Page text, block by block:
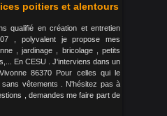
poitiers et alentours
qualifié en création et entretien
, polyvalent je propose mes
, jardinage , bricolage , petits
En CESU . J'interviens dans un
86370 Pour celles qui le
sans vêtements . N'hésitez pas à
, demandes me faire part de